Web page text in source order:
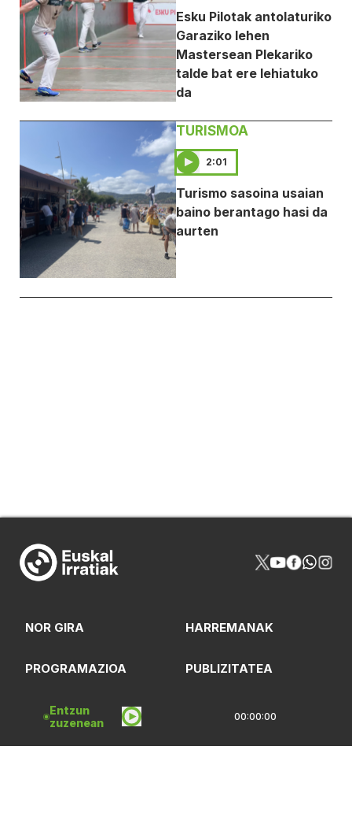
Entzun
zuzenean
00:00:00
Esku Pilotak antolaturiko
Garaziko lehen
Mastersean Plekariko
talde bat ere lehiatuko
da
TURISMOA
2:01
Turismo sasoina usaian
baino berantago hasi da
aurten
NOR GIRA HARREMANAK
PROGRAMAZIOA PUBLIZITATEA
ARTXIBOA
LOGOTEKA QUI SOMMES-NOUS?